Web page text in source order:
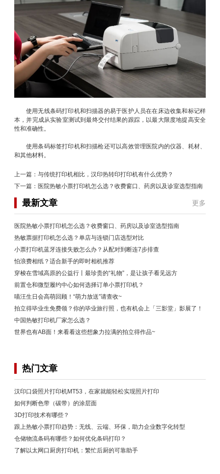
使用无线条码打印机和扫描器的易于医护人员在在床边收集和标记样
本，并完成从实验室测试到最终交付结果的跟踪，以最大限度地提高安全
性和准确性。
使用条码标签打印机和扫描枪还可以高效管理医院内的仪器、耗材、
和其他材料。
上一篇： 与传统打印机相比，汉印热转印打印机有什么优势？
下一篇： 医院热敏小票打印机怎么选？收费窗口、药房以及诊室选型指南
最新文章 更多
医院热敏小票打印机怎么选？收费窗口、药房以及诊室选型指南
热敏票据打印机怎么选？单店与连锁门店选型对比
小票打印机蓝牙连接失败怎么办？从配对到断连7步排查
怕浪费相纸？适合新手的即时相机推荐
穿梭在雪域高原的公益行丨最珍贵的“礼物”，是让孩子看见远方
前置仓和微型履约中心如何选择订单小票打印机？
喵汪生日会高萌回顾！“萌力放送”请查收~
拍立得毕业生免费领？你的毕业旅行照，也有机会上「三影堂」影展了！
中国热敏打印机厂家怎么选？
世界也有AB面！来看看这些想象力拉满的拍立得作品~
热门文章
汉印口袋照片打印机MT53，在家就能轻松实现照片打印
如何判断色带（碳带）的涂层面
3D打印技术有哪些？
跟上热敏小票打印趋势：无线、云端、环保，助力企业数字化转型
仓储物流条码有哪些？如何优化条码打印？
了解以太网口厨房打印机：繁忙后厨的可靠助手